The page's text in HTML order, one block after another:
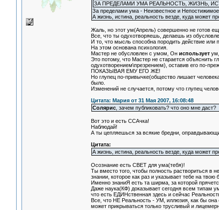
ЗА ПРЕДЕЛАМИ УМА РЕАЛЬНОСТЬ, ЖИЗНЬ,
За пределами ума - Неизвестное и
А жизнь, истина, реальность везде, куда может
Жаль, но этот ум(Апрель) совершенно не готов
Все, что ты одухотворяешь, делаешь из
И то, что мысль способна породить действие или
На этом основана психология.
Мастер не обусловлен с умом, Он используетум,
Это потому, что Мастер не старается объяснить
одухотворением\презрением), оставив его по-
ПОКАЗЫВАЯ ЕМУ ЕГО ЖЕ!
Но глупец по-привычке(общество лишает
было.
Изменений не случается, потому что глупец
Цитата: Мария от 31 Мая 2007, 16:08:48
Солярис, зачем публиковать? что оно мне даст?
Вот это и есть ССАчка!
Наблюдай!
А ты цепляешься за всякие бредни,
Цитата:
А жизнь, истина, реальность везде, куда может
Осознание есть СВЕТ для ума(тебя)!
Ты вместо того, чтобы полность раствориться в
знании, которое как раз и указывает тебе на твою
Именно знаниЯ есть та ширма, за которой
Даже наука(КФ) доказывает сегодня всем типам
что есть ЕДИНственная здесь и сейчас
Все, что НЕ Реальность - УМ, иллюзия, как бы
может прикрываться только трусливый и